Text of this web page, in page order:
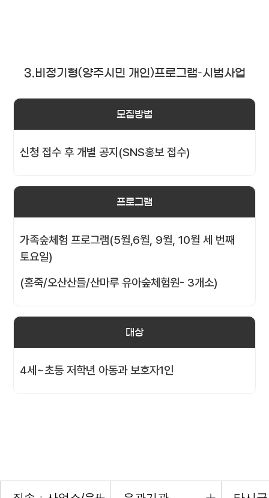
3.비정기형(양주시민 개인)프로그램–시범사업
모집방법
신청 접수 후 개별 공지(SNS홍보 접수)
프로그램
가족숲체험 프로그램(5월,6월, 9월, 10월 세 번째
토요일)
(홍죽/오산산들/산마루 유아숲체험원- 3개소)
대상
4세~초등 저학년 아동과 보호자1인